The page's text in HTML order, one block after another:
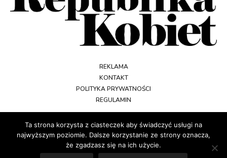
REKLAMA
KONTAKT
POLITYKA PRYWATNOŚCI
REGULAMIN
Ta strona korzysta z ciasteczek aby świadczyć usługi na
najwyższym poziomie. Dalsze korzystanie ze strony oznacza,
że zgadzasz się na ich użycie.